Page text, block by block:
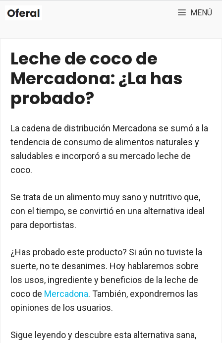
Saltar
MENÚ
Leche de coco de
Mercadona: ¿La has
probado?
La cadena de distribución Mercadona se sumó a la
tendencia de consumo de alimentos naturales y
saludables e incorporó a su mercado leche de
coco.
Se trata de un alimento muy sano y nutritivo que,
con el tiempo, se convirtió en una alternativa ideal
para deportistas.
¿Has probado este producto? Si aún no tuviste la
suerte, no te desanimes. Hoy hablaremos sobre
los usos, ingrediente y beneficios de la leche de
coco de Mercadona. También, expondremos las
opiniones de los usuarios.
Sigue leyendo y descubre esta alternativa sana,